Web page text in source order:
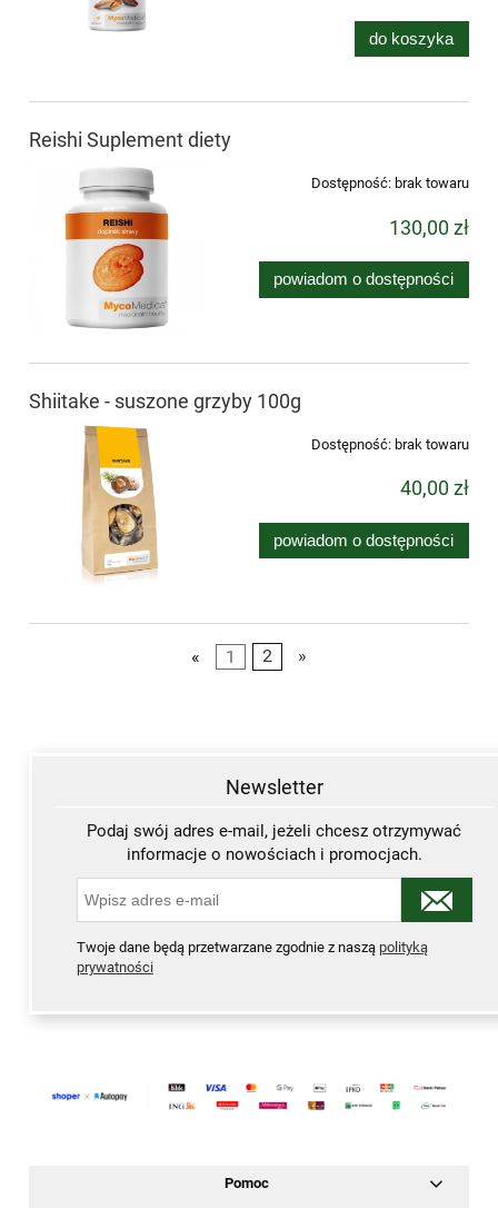
do koszyka
Reishi Suplement diety
Dostępność: brak towaru
130,00 zł
powiadom o dostępności
Shiitake - suszone grzyby 100g
Dostępność: brak towaru
40,00 zł
powiadom o dostępności
« 1 2 »
Newsletter
Podaj swój adres e-mail, jeżeli chcesz otrzymywać
informacje o nowościach i promocjach.
Twoje dane będą przetwarzane zgodnie z naszą polityką
prywatności
Pomoc